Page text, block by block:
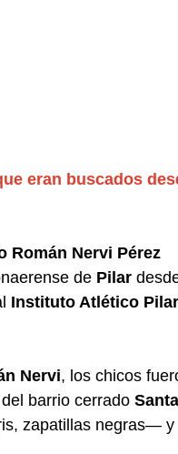
eran buscados
Román Nervi Pérez
de Pilar
Instituto Atlético Pilar
Nervi, los chicos
barrio cerrado Santa
zapatillas negras— y